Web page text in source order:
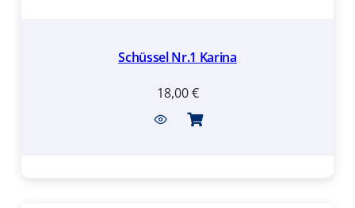
Schüssel Nr.1 Karina
18,00€